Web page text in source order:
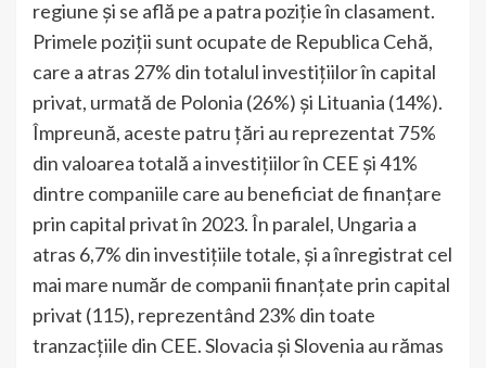
regiune și se află pe a patra poziție în clasament.
Primele poziții sunt ocupate de Republica Cehă,
care a atras 27% din totalul investițiilor în capital
privat, urmată de Polonia (26%) și Lituania (14%).
Împreună, aceste patru țări au reprezentat 75%
din valoarea totală a investițiilor în CEE și 41%
dintre companiile care au beneficiat de finanțare
prin capital privat în 2023. În paralel, Ungaria a
atras 6,7% din investițiile totale, și a înregistrat cel
mai mare număr de companii finanțate prin capital
privat (115), reprezentând 23% din toate
tranzacțiile din CEE. Slovacia și Slovenia au rămas